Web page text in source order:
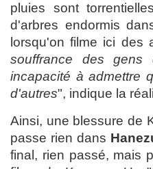
pluies sont
d'arbres endormis
lorsqu'on filme ici des
souffrance des
incapacité à admettre
d'autres", indique la
Ainsi, une blessure de
passe rien dans
final, rien passé, mais